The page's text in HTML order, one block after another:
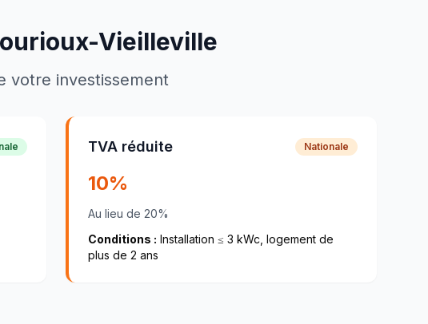
Vieilleville
votre investissement
TVA réduite Nationale
10%
Au lieu de 20%
Conditions : Installation ≤ 3 kWc, logement de
plus de 2 ans